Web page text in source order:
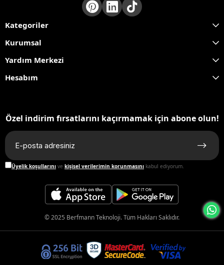
Kategoriler
Kurumsal
Yardım Merkezi
Hesabım
Özel indirim fırsatlarını kaçırmamak için abone olun!
Üyelik koşullarını ve kişisel verilerimin korunmasını kabul ediyorum.
© 2025 Berfmann Teknoloji. Tüm Hakları Saklıdır.